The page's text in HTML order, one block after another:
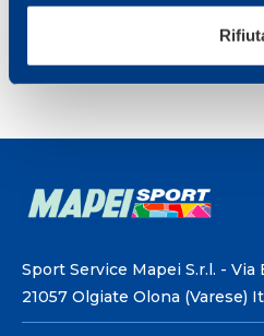
Sport Service Mapei S.r.l. - Via
21057 Olgiate Olona (Varese)